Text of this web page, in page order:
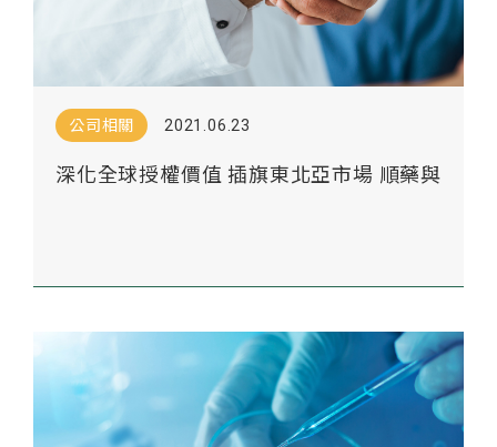
公司相關 2021.06.23
深化全球授權價值 插旗東北亞市場 順藥與